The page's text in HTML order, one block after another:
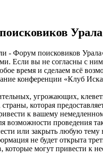
- Форум поисковиков
Если вы не согласны с
время и сделаем всё
конференции «Клуб
угрожающих,
которая
к вашему
возможности проведения
или закрыть любую
не будет открыта
которые могут привести к